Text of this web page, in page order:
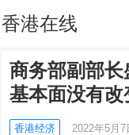
香港在线
商务部副部
基本面没有改
香港经济 2022年5月7